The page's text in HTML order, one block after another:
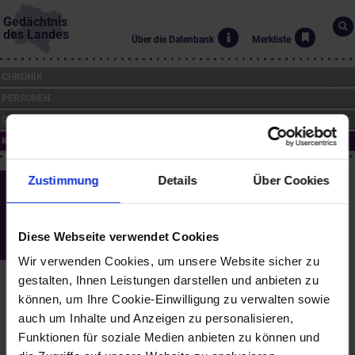
Zustimmung Details Über Cookies
Diese Webseite verwendet Cookies
Wir verwenden Cookies, um unsere Website sicher zu
gestalten, Ihnen Leistungen darstellen und anbieten zu
können, um Ihre Cookie-Einwilligung zu verwalten sowie
auch um Inhalte und Anzeigen zu personalisieren,
Funktionen für soziale Medien anbieten zu können und
Gedächtnis
des Landes
Über die Datenbank Merkliste
ORTE
KUNST
Krems an der Donau - Kapuzinerkloster
Und
(1614)
Bereits 1612 erteilte Kaiser Matthias den Kapuzinern die
Bewilligung zum Klosterbau, der ab 1614 nach Plänen von Mathias
Piazolli errichtet wurde. Nach einem Brand im Jahr 1656 erfolgte
ein Wiederaufbau der Anlage durch Domenico Sciassia. Das
Kloster wurde profaniert und zuletzt in den 1980er Jahren